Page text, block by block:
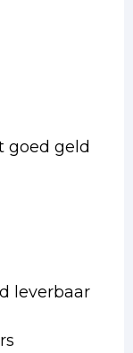
goed geld
leverbaar